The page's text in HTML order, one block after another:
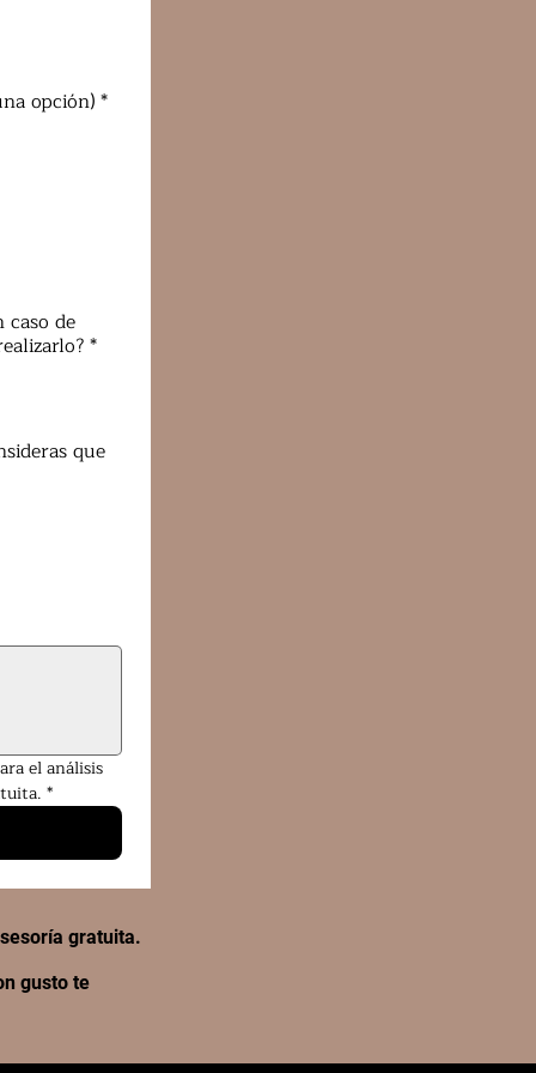
opción)*
caso de
*
que
el análisis
*
gratuita.
gusto te